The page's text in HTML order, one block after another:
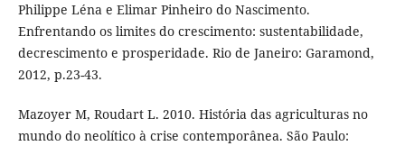
Philippe Léna e Elimar Pinheiro do Nascimento.
Enfrentando os limites do crescimento: sustentabilidade,
decrescimento e prosperidade. Rio de Janeiro: Garamond,
2012, p.23-43.
Mazoyer M, Roudart L. 2010. História das agriculturas no
mundo do neolítico à crise contemporânea. São Paulo: